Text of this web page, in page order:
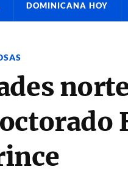
DOMINICANA HOY